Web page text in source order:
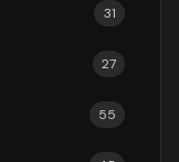
31
27
55